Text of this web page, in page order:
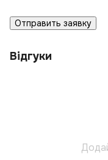
Отправить заявку
Відгуки